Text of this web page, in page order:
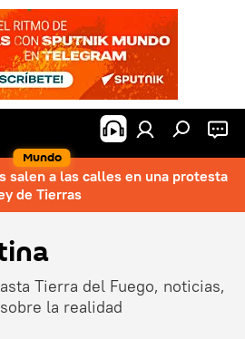
Mundo
salen a las calles en una protesta
de Tierras
Tierra del Fuego, noticias,
la realidad